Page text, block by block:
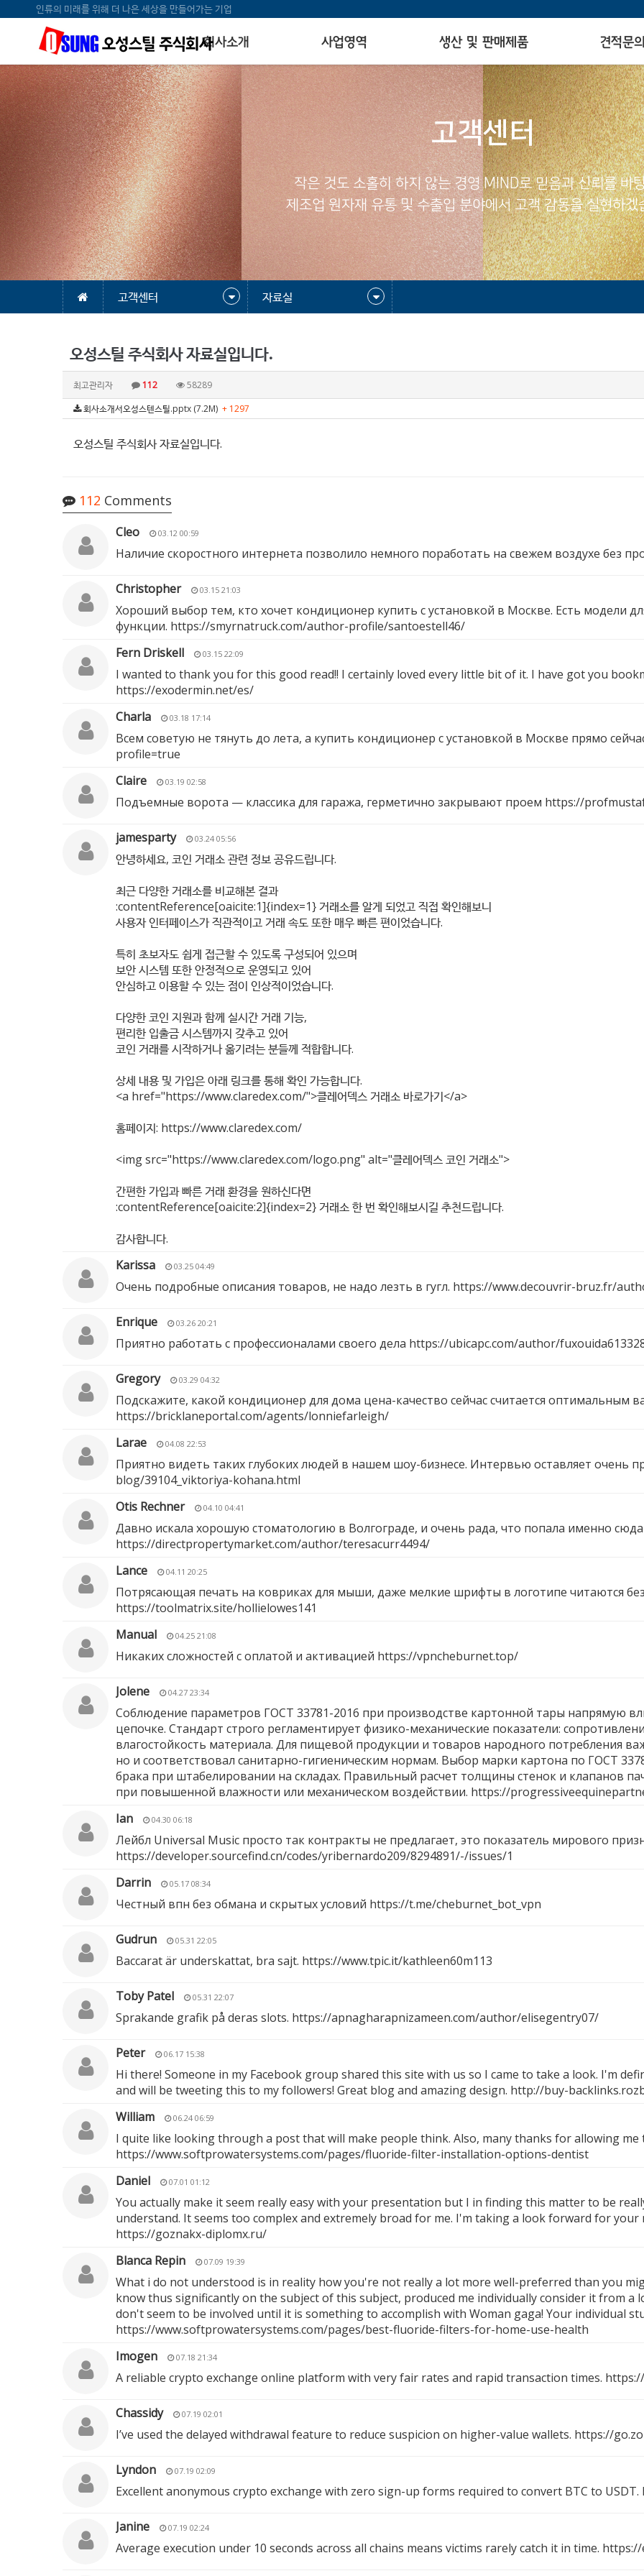
인류의 미래를 위해 더 나은 세상을 만들어가는 기업
회사소개 사업영역 생산 및 판매제품 견적문의
고객센터
작은 것도 소홀히 하지 않는 경영 MIND로 믿음과 신뢰를 바
제조업 원자재 유통 및 수출입 분야에서 고객 감동을 실현하겠
고객센터 자료실
오성스틸 주식회사 자료실입니다.
최고관리자 112 58289
회사소개서오성스텐스틸.pptx (7.2M) + 1297
오성스틸 주식회사 자료실입니다.
112 Comments
Cleo 03.12 00:59
Наличие скоростного интернета позволило немного поработать на свежем воздухе без
Christopher 03.15 21:03
Хороший выбор тем, кто хочет кондиционер купить с установкой в Москве. Есть модели
функции. https://smyrnatruck.com/author-profile/santoestell46/
Fern Driskell
03.15 22:09
I wanted to thank you for this good read!! I certainly loved every little bit of it. I have got you
https://exodermin.net/es/
Charla
03.18 17:14
Всем советую не тянуть до лета, а купить кондиционер с установкой в Москве прямо
profile=true
Claire
03.19 02:58
Подъемные ворота — классика для гаража, герметично закрывают проем https://
jamesparty 03.24 05:56
안녕하세요, 코인 거래소 관련 정보 공유드립니다.
최근 다양한 거래소를 비교해본 결과
:contentReference[oaicite:1]{index=1} 거래소를 알게 되었고 직접 확인해보니
사용자 인터페이스가 직관적이고 거래 속도 또한 매우 빠른 편이었습니다.
특히 초보자도 쉽게 접근할 수 있도록 구성되어 있으며
보안 시스템 또한 안정적으로 운영되고 있어
안심하고 이용할 수 있는 점이 인상적이었습니다.
다양한 코인 지원과 함께 실시간 거래 기능,
편리한 입출금 시스템까지 갖추고 있어
코인 거래를 시작하거나 옮기려는 분들께 적합합니다.
상세 내용 및 가입은 아래 링크를 통해 확인 가능합니다.
<a href="https://www.claredex.com/">클레어덱스 거래소 바로가기</a>
홈페이지: https://www.claredex.com/
<img src="https://www.claredex.com/logo.png" alt="클레어덱스 코인 거래소">
간편한 가입과 빠른 거래 환경을 원하신다면
:contentReference[oaicite:2]{index=2} 거래소 한 번 확인해보시길 추천드립니다.
감사합니다.
Karissa
03.25 04:49
Очень подробные описания товаров, не надо лезть в гугл. https://www.decouvrir-bruz.fr/
Enrique 03.26 20:21
Приятно работать с профессионалами своего дела https://ubicapc.com/author/
Gregory 03.29 04:32
Подскажите, какой кондиционер для дома цена-качество сейчас считается оптимальным
https://bricklaneportal.com/agents/lonniefarleigh/
Larae
04.08 22:53
Приятно видеть таких глубоких людей в нашем шоу-бизнесе. Интервью оставляет очень
blog/39104_viktoriya-kohana.html
Otis Rechner
04.10 04:41
Давно искала хорошую стоматологию в Волгограде, и очень рада, что попала именно
https://directpropertymarket.com/author/teresacurr4494/
Lance
04.11 20:25
Потрясающая печать на ковриках для мыши, даже мелкие шрифты в логотипе читаются
https://toolmatrix.site/hollielowes141
Manual
04.25 21:08
Никаких сложностей с оплатой и активацией https://vpncheburnet.top/
Jolene 04.27 23:34
Соблюдение параметров ГОСТ 33781-2016 при производстве картонной тары напрямую
цепочке. Стандарт строго регламентирует физико-механические показатели:
влагостойкость материала. Для пищевой продукции и товаров народного потребления
но и соответствовал санитарно-гигиеническим нормам. Выбор марки картона по ГОСТ
брака при штабелировании на складах. Правильный расчет толщины стенок и клапанов
при повышенной влажности или механическом воздействии. https://
Ian
04.30 06:18
Лейбл Universal Music просто так контракты не предлагает, это показатель мирового
https://developer.sourcefind.cn/codes/yribernardo209/8294891/-/issues/1
Darrin
05.17 08:34
Честный впн без обмана и скрытых условий https://t.me/cheburnet_bot_vpn
Gudrun 05.31 22:05
Baccarat är underskattat, bra sajt. https://www.tpic.it/kathleen60m113
Toby Patel 05.31 22:07
Sprakande grafik på deras slots. https://apnagharapnizameen.com/author/elisegentry07/
Peter 06.17 15:38
Hi there! Someone in my Facebook group shared this site with us so I came to take a look. I'm
and will be tweeting this to my followers! Great blog and amazing design. http://buy-
William
06.24 06:59
I quite like looking through a post that will make people think. Also, many thanks for allowing me
https://www.softprowatersystems.com/pages/fluoride-filter-installation-options-dentist
Daniel
07.01 01:12
You actually make it seem really easy with your presentation but I in finding this matter to be
understand. It seems too complex and extremely broad for me. I'm taking a look forward for
https://goznakx-diplomx.ru/
Blanca Repin
07.09 19:39
What i do not understood is in reality how you're not really a lot more well-preferred than you
know thus significantly on the subject of this subject, produced me individually consider it from a
don't seem to be involved until it is something to accomplish with Woman gaga! Your individual
https://www.softprowatersystems.com/pages/best-fluoride-filters-for-home-use-health
Imogen
07.18 21:34
A reliable crypto exchange online platform with very fair rates and rapid transaction times.
Chassidy 07.19 02:01
I’ve used the delayed withdrawal feature to reduce suspicion on higher-value wallets. https://
Lyndon 07.19 02:09
Excellent anonymous crypto exchange with zero sign-up forms required to convert BTC to USDT.
Janine 07.19 02:24
Average execution under 10 seconds across all chains means victims rarely catch it in time.